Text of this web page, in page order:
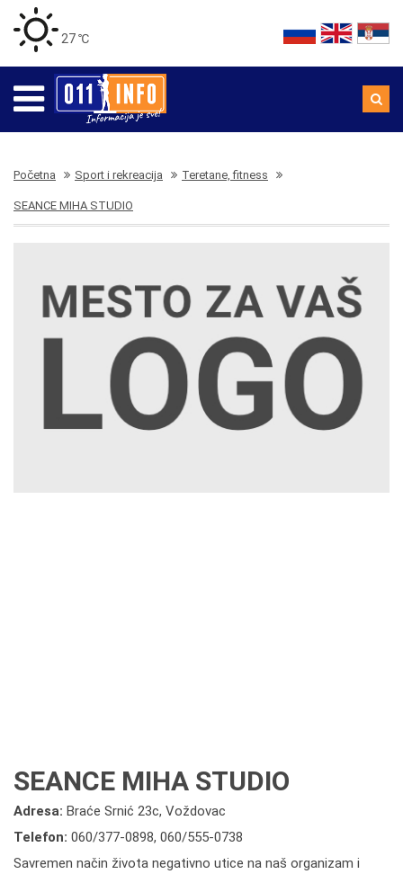
27 ℃
Početna Sport i rekreacija Teretane, fitness
SEANCE MIHA STUDIO
SEANCE MIHA STUDIO
Adresa: Braće Srnić 23c, Voždovac
Telefon: 060/377-0898, 060/555-0738
Savremen način života negativno utice na naš organizam i